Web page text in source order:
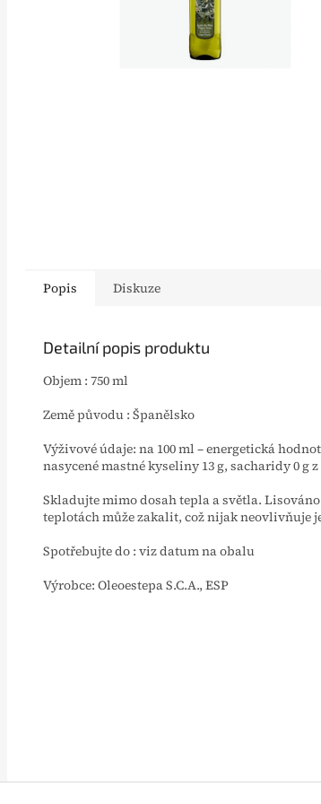
Popis Diskuze
Detailní popis produktu
Objem : 750 ml
Země původu : Španělsko
Výživové údaje: na 100 ml – energetická
nasycené mastné kyseliny 13 g, sacharidy 0 g
Skladujte mimo dosah tepla a světla.
teplotách může zakalit, což nijak neovlivňuje
Spotřebujte do : viz datum na obalu
Výrobce: Oleoestepa S.C.A., ESP